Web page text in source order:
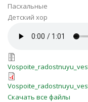
Пасхальные
Детский хор
Скачать все файлы